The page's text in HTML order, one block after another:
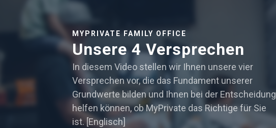
MYPRIVATE FAMILY OFFICE
Unsere 4 Versprechen
In diesem Video stellen wir Ihnen unsere vier
Versprechen vor, die das Fundament unserer
Grundwerte bilden und Ihnen bei der Entscheidung
helfen können, ob MyPrivate das Richtige für Sie
ist. [Englisch]